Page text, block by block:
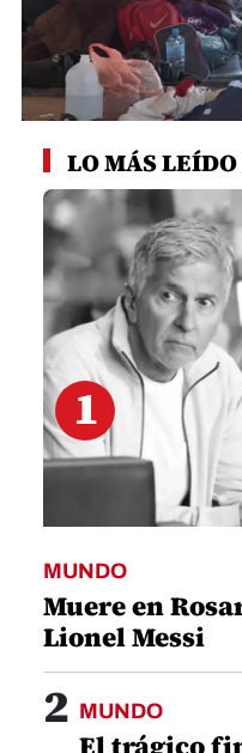
seconds
minute,
seconds
LO MÁS
1
MUNDO
Muere en
Lionel Messi
2 MUNDO
El trágico